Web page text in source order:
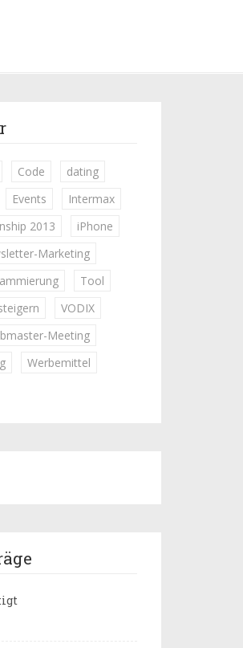
Code
dating
Events
Intermax
2013
iPhone
Marketing
Tool
VODIX
Meeting
Werbemittel